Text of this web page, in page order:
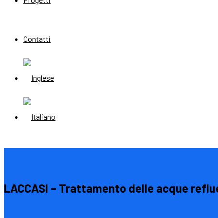
Contatti
LACCASI – Trattamento delle acque